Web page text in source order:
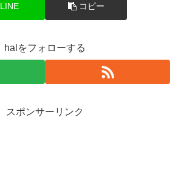
LINE コピー
halをフォローする
スポンサーリンク